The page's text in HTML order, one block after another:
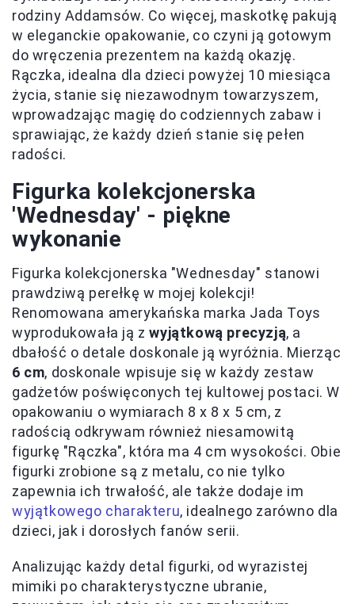
rodziny Addamsów. Co więcej, maskotkę pakują
w eleganckie opakowanie, co czyni ją gotowym
do wręczenia prezentem na każdą okazję.
Rączka, idealna dla dzieci powyżej 10 miesiąca
życia, stanie się niezawodnym towarzyszem,
wprowadzając magię do codziennych zabaw i
sprawiając, że każdy dzień stanie się pełen
radości.
Figurka kolekcjonerska
'Wednesday' - piękne
wykonanie
Figurka kolekcjonerska "Wednesday" stanowi
prawdziwą perełkę w mojej kolekcji!
Renomowana amerykańska marka Jada Toys
wyprodukowała ją zwyjątkową precyzją, a
dbałość o detale doskonale ją wyróżnia. Mierząc
6 cm, doskonale wpisuje się w każdy zestaw
gadżetów poświęconych tej kultowej postaci. W
opakowaniu o wymiarach 8 x 8 x 5 cm, z
radością odkrywam również niesamowitą
figurkę "Rączka", która ma 4 cm wysokości. Obie
figurki zrobione są z metalu, co nie tylko
zapewnia ich trwałość, ale także dodaje im
wyjątkowego charakteru, idealnego zarówno dla
dzieci, jak i dorosłych fanów serii.
Analizując każdy detal figurki, od wyrazistej
mimiki po charakterystyczne ubranie,